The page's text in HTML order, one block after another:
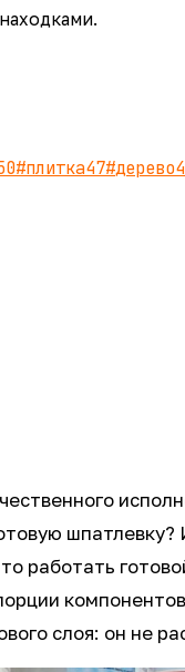
#плитка47#дерево
шпатлевку?
работать
слоя: он не